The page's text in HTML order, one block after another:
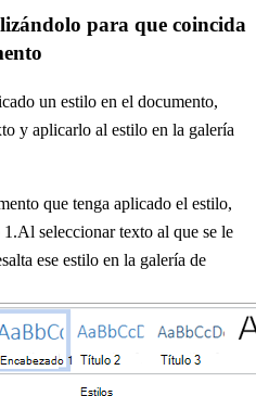
para que coincida
un estilo en el documento,
y aplicarlo al estilo en la galería
que tenga aplicado el estilo,
seleccionar texto al que se le
ese estilo en la galería de